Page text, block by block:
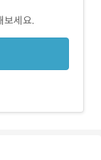
보세요.